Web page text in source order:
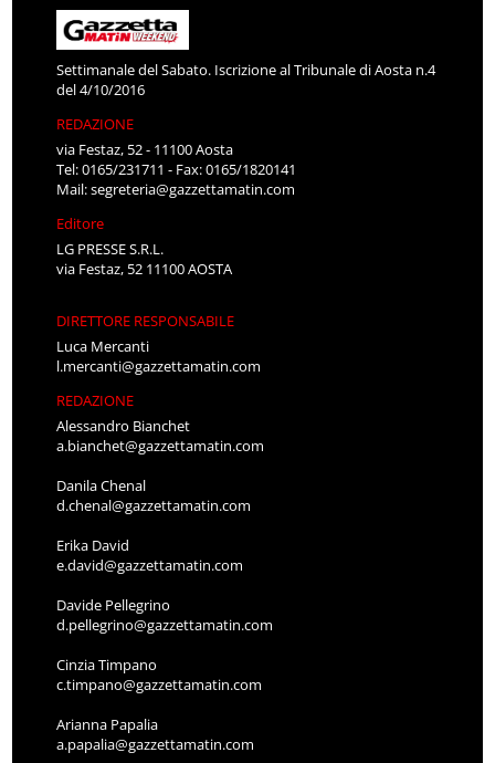
Settimanale del Sabato. Iscrizione al Tribunale di Aosta n.4
del 4/10/2016
REDAZIONE
via Festaz, 52 - 11100 Aosta
Tel: 0165/231711 - Fax: 0165/1820141
Mail:segreteria@gazzettamatin.com
Editore
LG PRESSE S.R.L.
via Festaz, 52 11100 AOSTA
DIRETTORE RESPONSABILE
Luca Mercanti
l.mercanti@gazzettamatin.com
REDAZIONE
Alessandro Bianchet
a.bianchet@gazzettamatin.com
Danila Chenal
d.chenal@gazzettamatin.com
Erika David
e.david@gazzettamatin.com
Davide Pellegrino
d.pellegrino@gazzettamatin.com
Cinzia Timpano
c.timpano@gazzettamatin.com
Arianna Papalia
a.papalia@gazzettamatin.com